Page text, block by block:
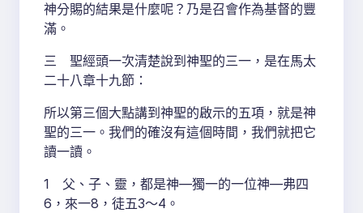
神分賜的結果是什麼呢？乃是召會作為基督的豐
滿。
三 聖經頭一次清楚說到神聖的三一，是在馬太
二十八章十九節：
所以第三個大點講到神聖的啟示的五項，就是神
聖的三一。我們的確沒有這個時間，我們就把它
讀一讀。
1 父、子、靈，都是神—獨一的一位神—弗四
6，來一8，徒五3～4。